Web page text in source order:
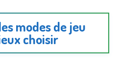
modes de jeu
choisir